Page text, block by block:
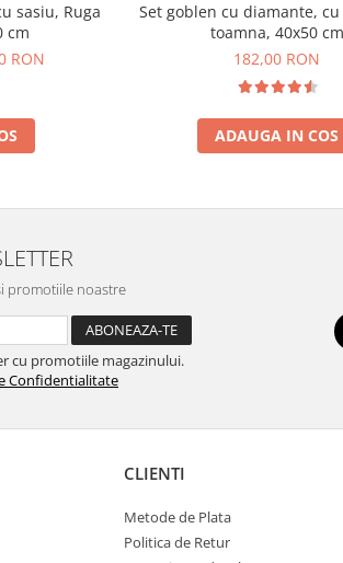
sasiu, Ruga
cm
RON
Set goblen cu diamante, cu
toamna, 40x50 cm
182,00 RON
ADAUGA IN COS
promotiile noastre
cu promotiile magazinului.
Confidentialitate
CLIENTI
Metode de Plata
Politica de Retur